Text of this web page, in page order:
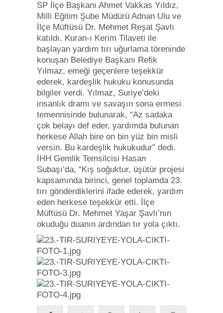
SP İlçe Başkanı Ahmet Vakkas Yıldız,
Milli Eğitim Şube Müdürü Adnan Ulu ve
İlçe Müftüsü Dr. Mehmet Reşat Şavlı
katıldı. Kuran-ı Kerim Tilaveti ile
başlayan yardım tırı uğurlama töreninde
konuşan Belediye Başkanı Refik
Yılmaz, emeği geçenlere teşekkür
ederek, kardeşlik hukuku konusunda
bilgiler verdi. Yılmaz, Suriye’deki
insanlık dramı ve savaşın sona ermesi
temennisinde bulunarak, “Az sadaka
çok belayı def eder, yardımda bulunan
herkese Allah bire on bin yüz bin misli
versin. Bu kardeşlik hukukudur” dedi.
İHH Gemlik Temsilcisi Hasan
Subaşı’da, “Kış soğuktur, üşütür projesi
kapsamında birinci, genel toplamda 23.
tırı gönderdiklerini ifade ederek, yardım
eden herkese teşekkür etti. İlçe
Müftüsü Dr. Mehmet Yaşar Şavlı’nın
okuduğu duanın ardından tır yola çıktı.